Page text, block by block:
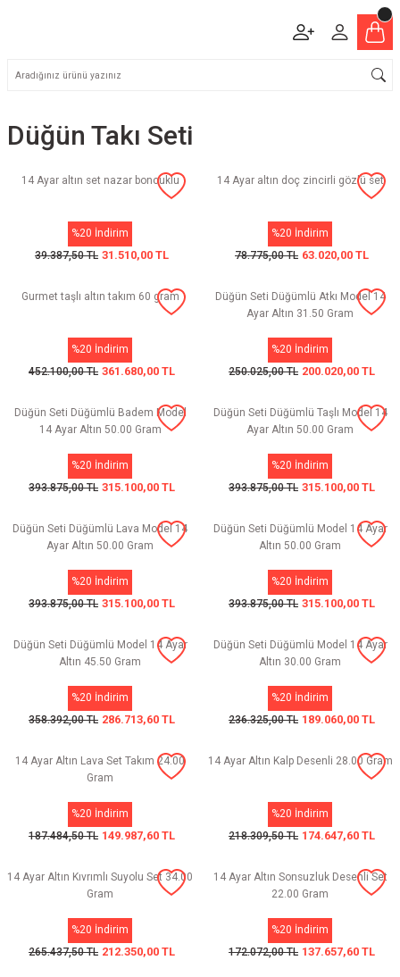
Düğün Takı Seti
14 Ayar altın set nazar boncuklu
%20 İndirim
39.387,50 TL 31.510,00 TL
14 Ayar altın doç zincirli gözlü set
%20 İndirim
78.775,00 TL 63.020,00 TL
Gurmet taşlı altın takım 60 gram
%20 İndirim
452.100,00 TL 361.680,00 TL
Düğün Seti Düğümlü Atkı Model 14
Ayar Altın 31.50 Gram
%20 İndirim
250.025,00 TL 200.020,00 TL
Düğün Seti Düğümlü Badem Model
14 Ayar Altın 50.00 Gram
%20 İndirim
393.875,00 TL 315.100,00 TL
Düğün Seti Düğümlü Taşlı Model 14
Ayar Altın 50.00 Gram
%20 İndirim
393.875,00 TL 315.100,00 TL
Düğün Seti Düğümlü Lava Model 14
Ayar Altın 50.00 Gram
%20 İndirim
393.875,00 TL 315.100,00 TL
Düğün Seti Düğümlü Model 14 Ayar
Altın 50.00 Gram
%20 İndirim
393.875,00 TL 315.100,00 TL
Düğün Seti Düğümlü Model 14 Ayar
Altın 45.50 Gram
%20 İndirim
358.392,00 TL 286.713,60 TL
Düğün Seti Düğümlü Model 14 Ayar
Altın 30.00 Gram
%20 İndirim
236.325,00 TL 189.060,00 TL
14 Ayar Altın Lava Set Takım 24.00
Gram
%20 İndirim
187.484,50 TL 149.987,60 TL
14 Ayar Altın Kalp Desenli 28.00 Gram
%20 İndirim
218.309,50 TL 174.647,60 TL
14 Ayar Altın Kıvrımlı Suyolu Set 34.00
Gram
%20 İndirim
265.437,50 TL 212.350,00 TL
14 Ayar Altın Sonsuzluk Desenli Set
22.00 Gram
%20 İndirim
172.072,00 TL 137.657,60 TL